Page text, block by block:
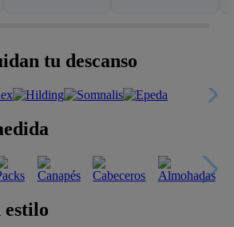
tu descanso
estilo